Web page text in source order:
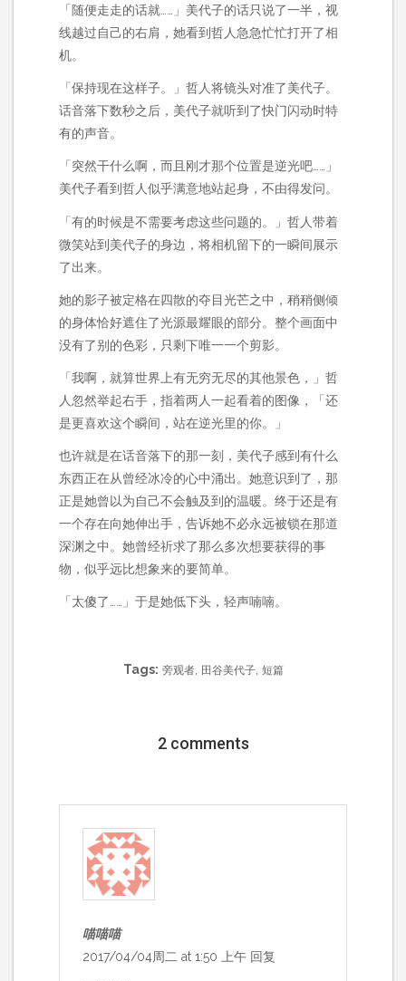
「随便走走的话就……」美代子的话只说了一半，视
线越过自己的右肩，她看到哲人急急忙忙打开了相
机。
「保持现在这样子。」哲人将镜头对准了美代子。
话音落下数秒之后，美代子就听到了快门闪动时特
有的声音。
「突然干什么啊，而且刚才那个位置是逆光吧……」
美代子看到哲人似乎满意地站起身，不由得发问。
「有的时候是不需要考虑这些问题的。」哲人带着
微笑站到美代子的身边，将相机留下的一瞬间展示
了出来。
她的影子被定格在四散的夺目光芒之中，稍稍侧倾
的身体恰好遮住了光源最耀眼的部分。整个画面中
没有了别的色彩，只剩下唯一一个剪影。
「我啊，就算世界上有无穷无尽的其他景色，」哲
人忽然举起右手，指着两人一起看着的图像，「还
是更喜欢这个瞬间，站在逆光里的你。」
也许就是在话音落下的那一刻，美代子感到有什么
东西正在从曾经冰冷的心中涌出。她意识到了，那
正是她曾以为自己不会触及到的温暖。终于还是有
一个存在向她伸出手，告诉她不必永远被锁在那道
深渊之中。她曾经祈求了那么多次想要获得的事
物，似乎远比想象来的要简单。
「太傻了……」于是她低下头，轻声喃喃。
Tags: 旁观者, 田谷美代子, 短篇
2 comments
喵喵喵
2017/04/04周二 at 1:50 上午 回复